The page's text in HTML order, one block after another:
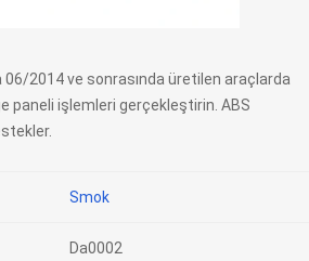
06/2014 ve sonrasında üretilen araçlarda
paneli işlemleri gerçekleştirin. ABS
Smok
Da0002